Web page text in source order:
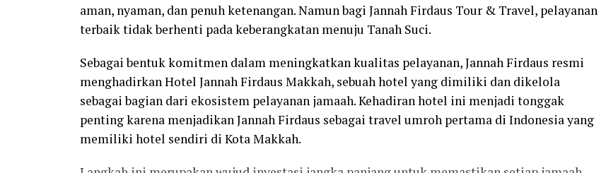
aman, nyaman, dan penuh ketenangan. Namun bagi Jannah Firdaus Tour & Travel, pelayanan
terbaik tidak berhenti pada keberangkatan menuju Tanah Suci.
Sebagai bentuk komitmen dalam meningkatkan kualitas pelayanan, Jannah Firdaus resmi
menghadirkan Hotel Jannah Firdaus Makkah, sebuah hotel yang dimiliki dan dikelola
sebagai bagian dari ekosistem pelayanan jamaah. Kehadiran hotel ini menjadi tonggak
penting karena menjadikan Jannah Firdaus sebagai travel umroh pertama di Indonesia yang
memiliki hotel sendiri di Kota Makkah.